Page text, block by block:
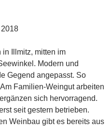
in Illmitz, mitten im
Modern und
Gegend angepasst. So
Familien-Weingut arbeiten
sich hervorragend.
seit gestern betrieben.
Weinbau gibt es bereits aus